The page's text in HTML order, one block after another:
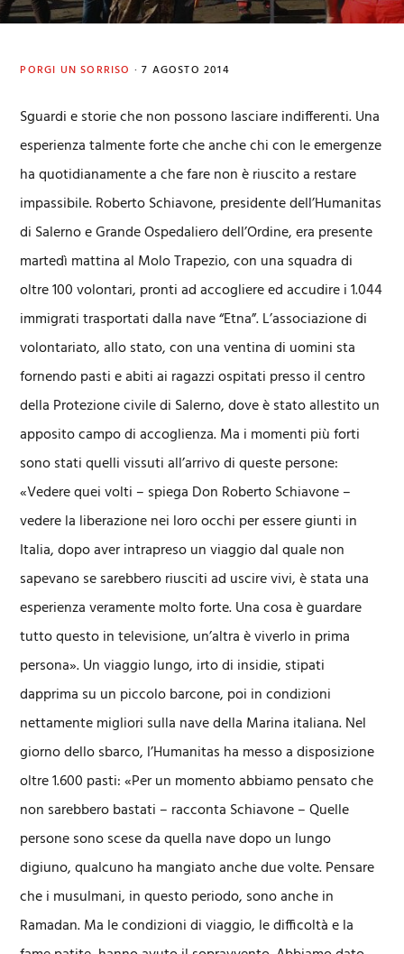
PORGI UN SORRISO · 7 AGOSTO 2014
Sguardi e storie che non possono lasciare indifferenti. Una
esperienza talmente forte che anche chi con le emergenze
ha quotidianamente a che fare non è riuscito a restare
impassibile. Roberto Schiavone, presidente dell’Humanitas
di Salerno e Grande Ospedaliero dell’Ordine, era presente
martedì mattina al Molo Trapezio, con una squadra di
oltre 100 volontari, pronti ad accogliere ed accudire i 1.044
immigrati trasportati dalla nave “Etna”. L’associazione di
volontariato, allo stato, con una ventina di uomini sta
fornendo pasti e abiti ai ragazzi ospitati presso il centro
della Protezione civile di Salerno, dove è stato allestito un
apposito campo di accoglienza. Ma i momenti più forti
sono stati quelli vissuti all’arrivo di queste persone:
«Vedere quei volti – spiega Don Roberto Schiavone –
vedere la liberazione nei loro occhi per essere giunti in
Italia, dopo aver intrapreso un viaggio dal quale non
sapevano se sarebbero riusciti ad uscire vivi, è stata una
esperienza veramente molto forte. Una cosa è guardare
tutto questo in televisione, un’altra è viverlo in prima
persona». Un viaggio lungo, irto di insidie, stipati
dapprima su un piccolo barcone, poi in condizioni
nettamente migliori sulla nave della Marina italiana. Nel
giorno dello sbarco, l’Humanitas ha messo a disposizione
oltre 1.600 pasti: «Per un momento abbiamo pensato che
non sarebbero bastati – racconta Schiavone – Quelle
persone sono scese da quella nave dopo un lungo
digiuno, qualcuno ha mangiato anche due volte. Pensare
che i musulmani, in questo periodo, sono anche in
Ramadan. Ma le condizioni di viaggio, le difficoltà e la